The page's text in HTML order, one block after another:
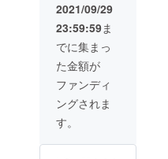
2021/09/29
23:59:59ま
でに集まっ
た金額が
ファンディ
ングされま
す。